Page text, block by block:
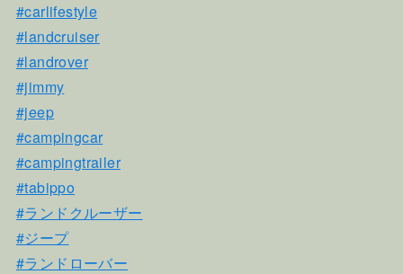
#carlifestyle
#landcruiser
#landrover
#jimmy
#jeep
#campingcar
#campingtrailer
#tabippo
#ランドクルーザー
#ジープ
#ランドローバー